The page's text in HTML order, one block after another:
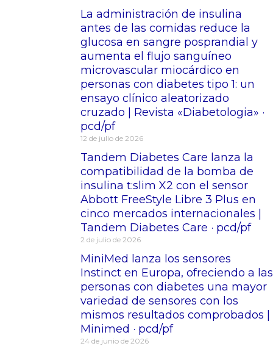
La administración de insulina
antes de las comidas reduce la
glucosa en sangre posprandial y
aumenta el flujo sanguíneo
microvascular miocárdico en
personas con diabetes tipo 1: un
ensayo clínico aleatorizado
cruzado | Revista «Diabetologia» ·
pcd/pf
12 de julio de 2026
Tandem Diabetes Care lanza la
compatibilidad de la bomba de
insulina t:slim X2 con el sensor
Abbott FreeStyle Libre 3 Plus en
cinco mercados internacionales |
Tandem Diabetes Care · pcd/pf
2 de julio de 2026
MiniMed lanza los sensores
Instinct en Europa, ofreciendo a las
personas con diabetes una mayor
variedad de sensores con los
mismos resultados comprobados |
Minimed · pcd/pf
24 de junio de 2026